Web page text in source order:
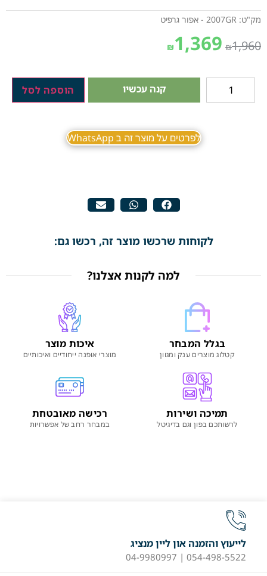
מק"ט: 2007GR - אפור גרפיט
₪1,960
₪1,369
קנה עכשיו הוספה לסל
לפרטים על מוצר זה ב WhatsApp
לקוחות שרכשו מוצר זה, רכשו גם:
למה לקנות אצלנו?
בגלל המבחר
קטלוג מוצרים ענק ומגוון
איכות מוצר
מוצרי אופנה ייחודיים ואיכותיים
תמיכה ושירות
לרשותכם בפון וגם בדיגיטל
רכישה מאובטחת
במבחר רחב של אפשרויות
לייעוץ והזמנה און ליין מנציג
054-498-5522 | 04-9980997